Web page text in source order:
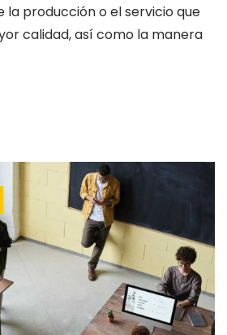
la producción o el servicio que
calidad, así como la manera